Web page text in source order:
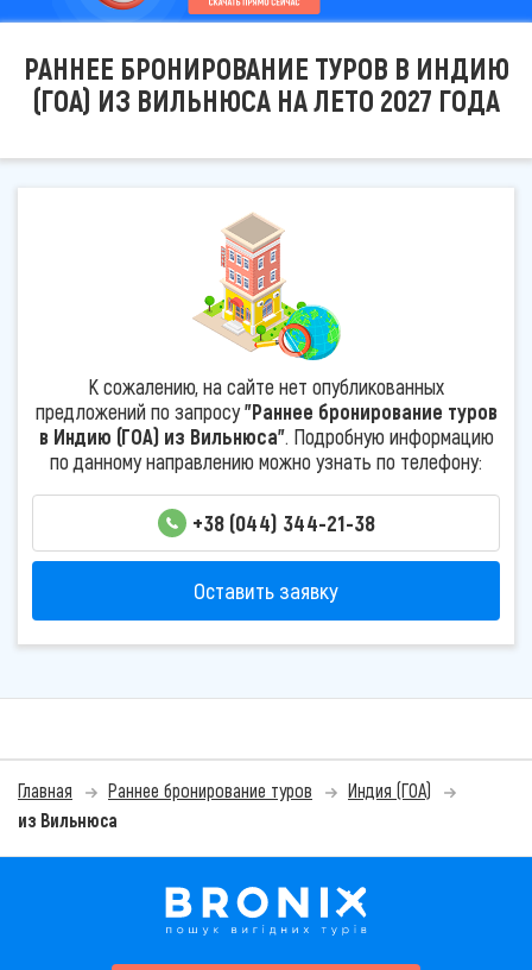
РАННЕЕ БРОНИРОВАНИЕ ТУРОВ В ИНДИЮ
(ГОА) ИЗ ВИЛЬНЮСА НА ЛЕТО 2027 ГОДА
К сожалению, на сайте нет опубликованных
предложений по запросу"Раннее бронирование туров
в Индию (ГОА) из Вильнюса". Подробную информацию
по данному направлению можно узнать по телефону:
+38 (044) 344-21-38
Оставить заявку
Главная Раннее бронирование туров
Индия (ГОА)
из Вильнюса